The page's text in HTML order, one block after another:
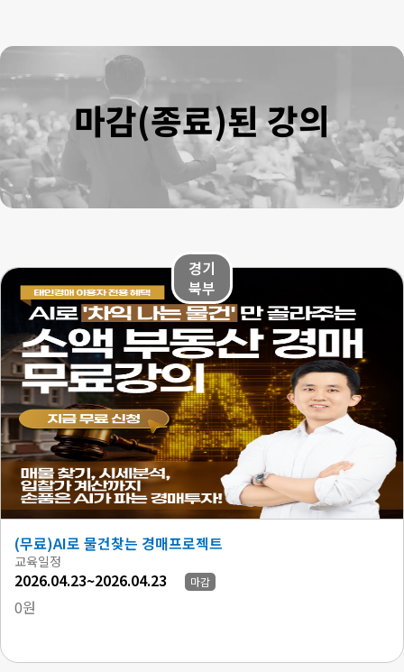
마감(종료)된 강의
경기
북부
(무료)AI로 물건찾는 경매프로젝트
교육일정
2026.04.23~2026.04.23 마감
0원